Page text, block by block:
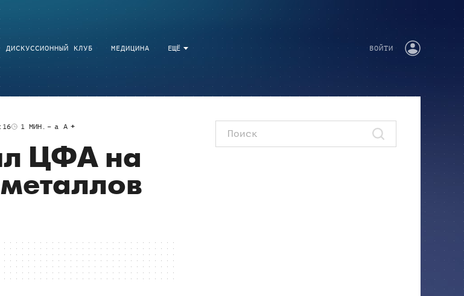
ЕЩЁ
ДИСКУССИОННЫЙ КЛУБ МЕДИЦИНА ВОЙТИ
1 МИН. a A
ЦФА на